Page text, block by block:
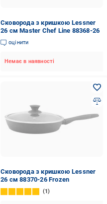
Сковорода з кришкою Lessner
26 см Master Chef Line 88368-26
оцінити
Немає в наявності
Сковорода з кришкою Lessner
26 см 88370-26 Frozen
1